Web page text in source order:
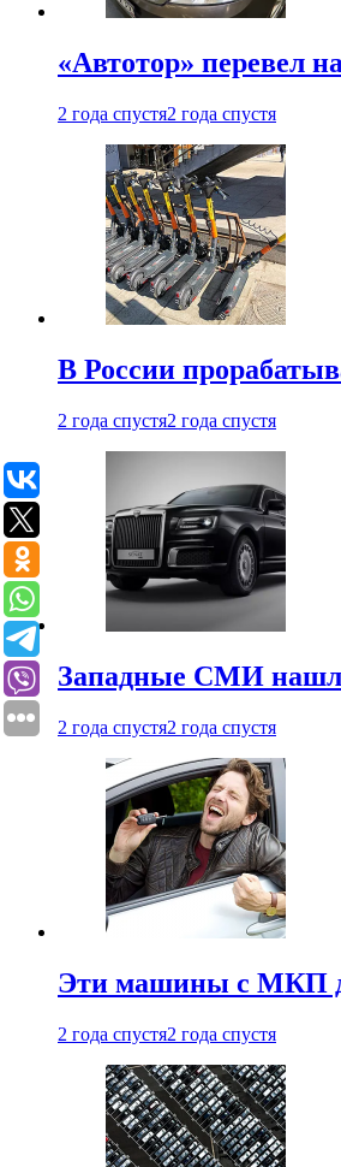
«Автотор» перевел
2 года спустя2 года спустя
В России
2 года спустя2 года спустя
Западные СМИ
2 года спустя2 года спустя
Эти машины с МКП
2 года спустя2 года спустя